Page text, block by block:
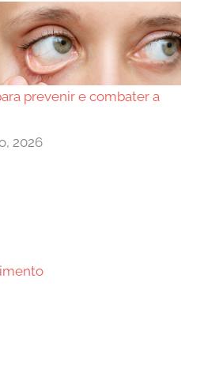
prevenir e combater a
2026